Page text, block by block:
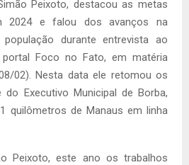
Peixoto, destacou as metas
2024 e falou dos avanços na
durante entrevista ao
Foco no Fato, em matéria
02). Nesta data ele retomou os
Executivo Municipal de Borba,
quilômetros de Manaus em linha
Peixoto, este ano os trabalhos